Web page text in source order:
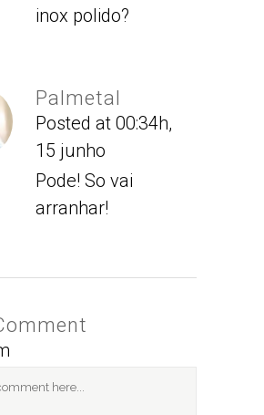
inox polido?
Palmetal
Posted at 00:34h,
15 junho
Pode! So vai
arranhar!